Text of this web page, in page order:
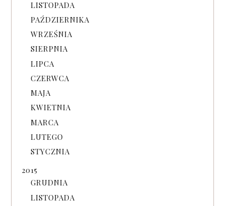
LISTOPADA
PAŹDZIERNIKA
WRZEŚNIA
SIERPNIA
LIPCA
CZERWCA
MAJA
KWIETNIA
MARCA
LUTEGO
STYCZNIA
2015
GRUDNIA
LISTOPADA